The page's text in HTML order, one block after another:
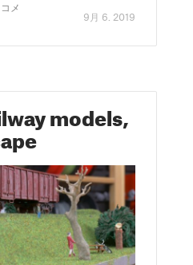
メ
9月 6. 2019
models,